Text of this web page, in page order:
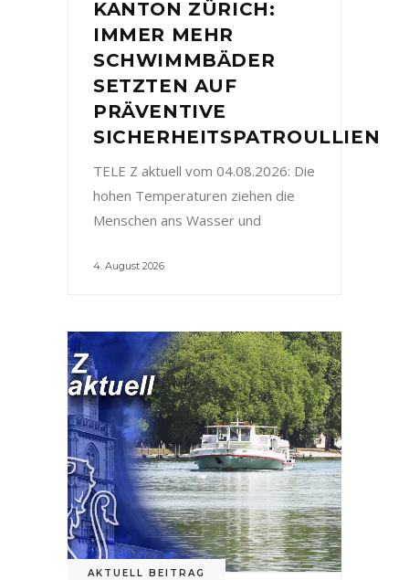
KANTON ZÜRICH:
IMMER MEHR
SCHWIMMBÄDER
SETZTEN AUF
PRÄVENTIVE
SICHERHEITSPATROULLIEN
TELE Z aktuell vom 04.08.2026: Die
hohen Temperaturen ziehen die
Menschen ans Wasser und
4. August 2026
AKTUELL BEITRAG